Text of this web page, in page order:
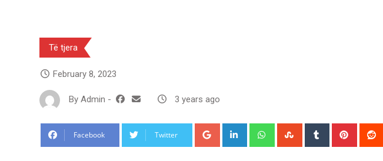
Të tjera
February 8, 2023
By Admin - 3 years ago
Facebook Twitter Google+ LinkedIn WhatsappStumbleUpon
Tumblr